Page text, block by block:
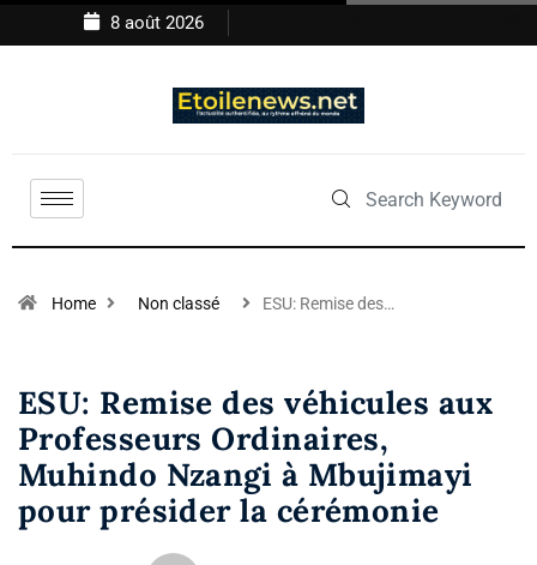
8 août 2026
Home Non classé ESU: Remise des…
ESU: Remise des véhicules aux
Professeurs Ordinaires,
Muhindo Nzangi à Mbujimayi
pour présider la cérémonie